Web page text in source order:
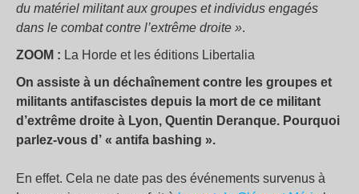
du matériel militant aux groupes et individus engagés
dans le combat contre l’extrême droite ».
ZOOM : La Horde et les éditions Libertalia
On assiste à un déchaînement contre les groupes et
militants antifascistes depuis la mort de ce militant
d’extrême droite à Lyon, Quentin Deranque. Pourquoi
parlez-vous d’ « antifa bashing ».
En effet. Cela ne date pas des événements survenus à